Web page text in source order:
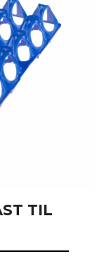
TIL